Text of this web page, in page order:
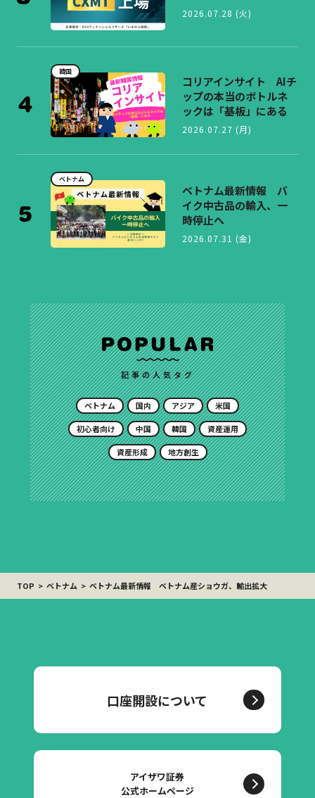
2026.07.28 (火)
韓国
コリアインサイト AIチ
ップの本当のボトルネ
ックは「基板」にある
2026.07.27 (月)
ベトナム
ベトナム最新情報 バ
イク中古品の輸入、一
時停止へ
2026.07.31 (金)
記事の人気タグ
ベトナム 国内 アジア 米国
初心者向け 中国 韓国 資産運用
資産形成 地方創生
TOP ベトナム ベトナム最新情報 ベトナム産ショウガ、輸出拡大
口座開設について
アイザワ証券
公式ホームページ